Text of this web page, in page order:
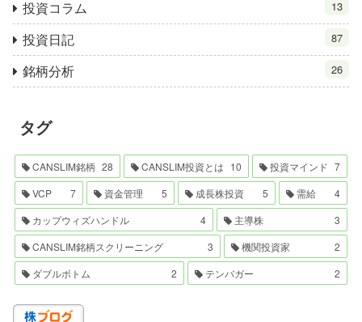
投資コラム 13
投資日記 87
銘柄分析 26
タグ
CANSLIM銘柄 28 CANSLIM投資とは 10 投資マインド 7
VCP
7 資金管理 5 成長株投資 5 需給
4
カップウィズハンドル
4 主導株
3
CANSLIM銘柄スクリーニング
3 機関投資家
2
ダブルボトム
2 テンバガー 2